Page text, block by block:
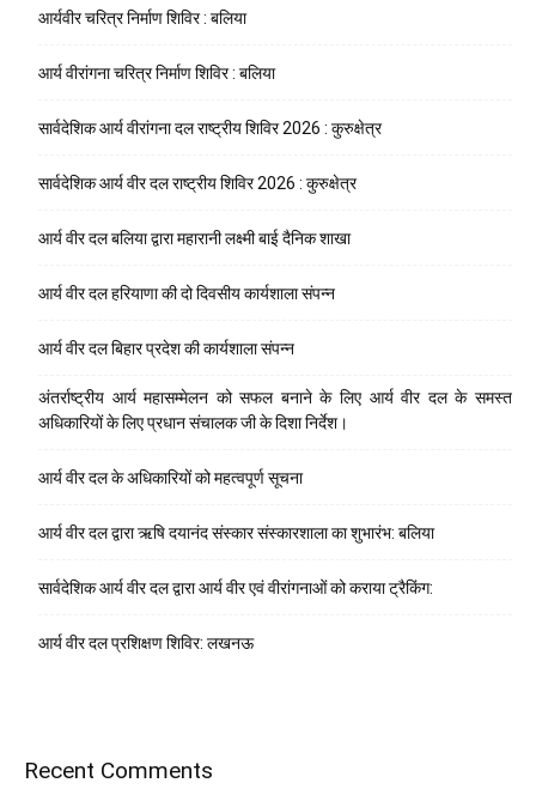
आर्यवीर चरित्र निर्माण शिविर : बलिया
आर्य वीरांगना चरित्र निर्माण शिविर : बलिया
सार्वदेशिक आर्य वीरांगना दल राष्ट्रीय शिविर 2026 : कुरुक्षेत्र
सार्वदेशिक आर्य वीर दल राष्ट्रीय शिविर 2026 : कुरुक्षेत्र
आर्य वीर दल बलिया द्वारा महारानी लक्ष्मी बाई दैनिक शाखा
आर्य वीर दल हरियाणा की दो दिवसीय कार्यशाला संपन्न
आर्य वीर दल बिहार प्रदेश की कार्यशाला संपन्न
अंतर्राष्ट्रीय आर्य महासम्मेलन को सफल बनाने के लिए आर्य वीर दल के समस्त
अधिकारियों के लिए प्रधान संचालक जी के दिशा निर्देश।
आर्य वीर दल के अधिकारियों को महत्वपूर्ण सूचना
आर्य वीर दल द्वारा ऋषि दयानंद संस्कार संस्कारशाला का शुभारंभ: बलिया
सार्वदेशिक आर्य वीर दल द्वारा आर्य वीर एवं वीरांगनाओं को कराया ट्रैकिंग:
आर्य वीर दल प्रशिक्षण शिविर: लखनऊ
Recent Comments